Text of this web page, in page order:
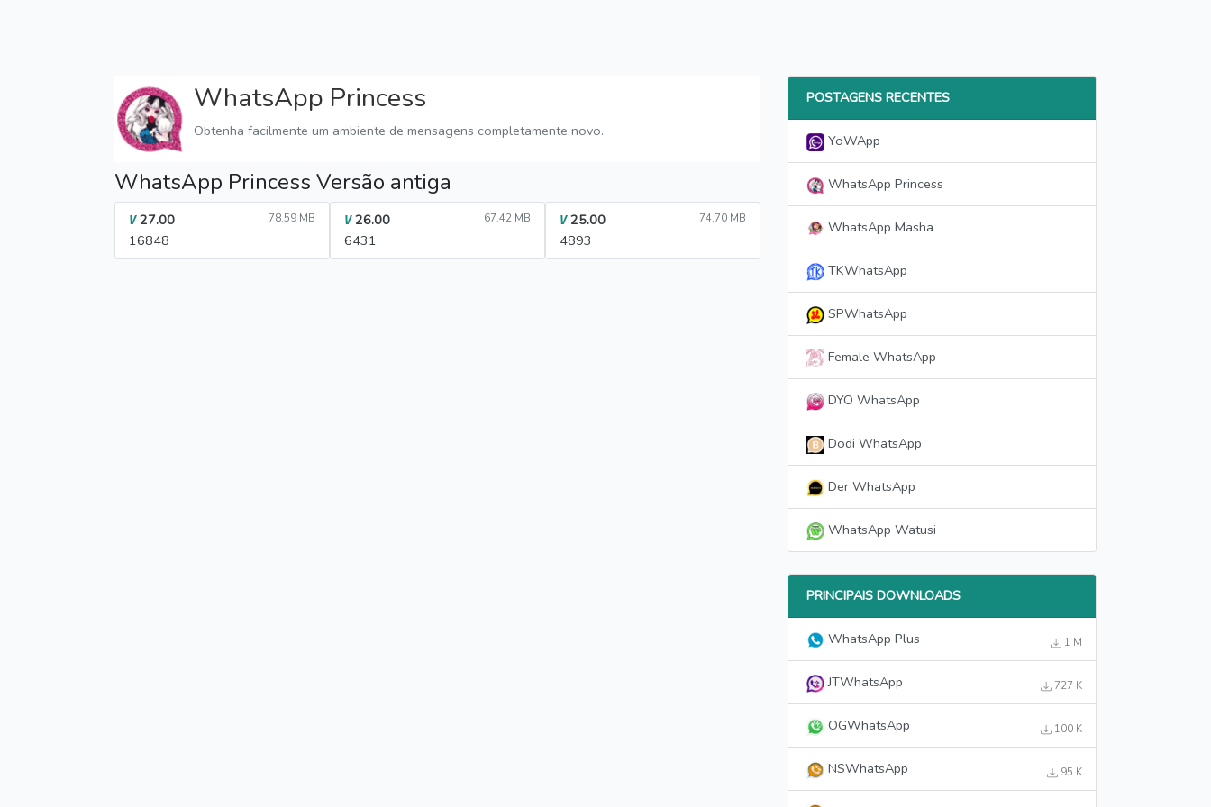
WhatsApp Princess
Obtenha facilmente um ambiente de mensagens completamente novo.
WhatsApp Princess Versão antiga
V27.00 78.59 MB
16848
V26.00 67.42 MB
6431
V25.00 74.70 MB
4893
POSTAGENS RECENTES
YoWApp
WhatsApp Princess
WhatsApp Masha
TKWhatsApp
SPWhatsApp
Female WhatsApp
DYO WhatsApp
Dodi WhatsApp
Der WhatsApp
WhatsApp Watusi
PRINCIPAIS DOWNLOADS
WhatsApp Plus 1 M
JTWhatsApp 727 K
OGWhatsApp 100 K
NSWhatsApp 95 K